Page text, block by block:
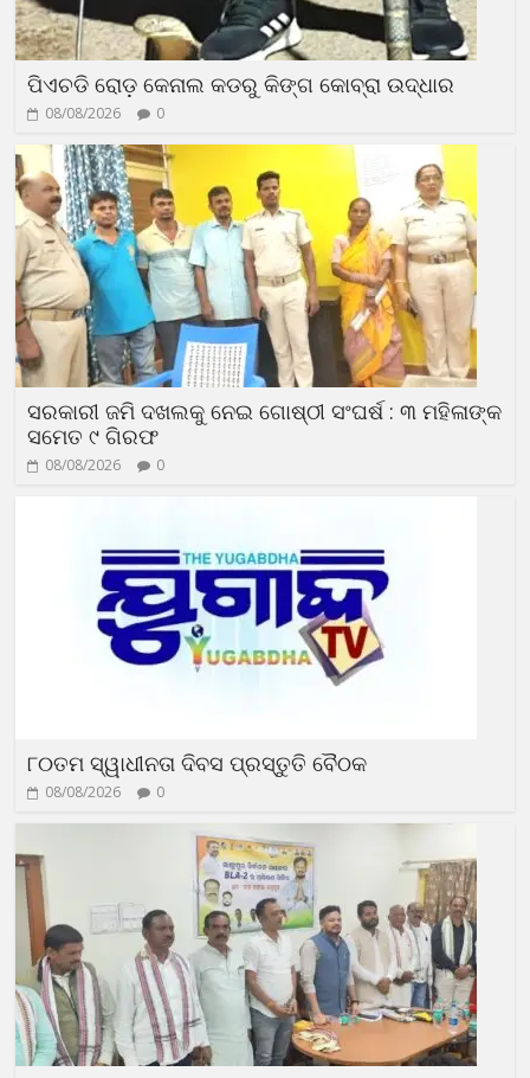
ପିଏଚଡି ରୋଡ଼ କେନାଲ କଡରୁ କିଙ୍ଗ କୋବ୍ରା ଉଦ୍ଧାର
08/08/2026 0
ସରକାରୀ ଜମି ଦଖଲକୁ ନେଇ ଗୋଷ୍ଠୀ ସଂଘର୍ଷ : ୩ ମହିଳାଙ୍କ
ସମେତ ୯ ଗିରଫ
08/08/2026 0
୮୦ତମ ସ୍ୱାଧୀନତା ଦିବସ ପ୍ରସ୍ତୁତି ବୈଠକ
08/08/2026 0